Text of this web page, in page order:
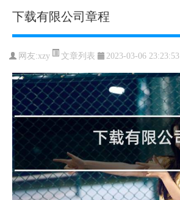
下载有限公司章程
网友:xzy 文章列表 2023-03-06 23:23:53